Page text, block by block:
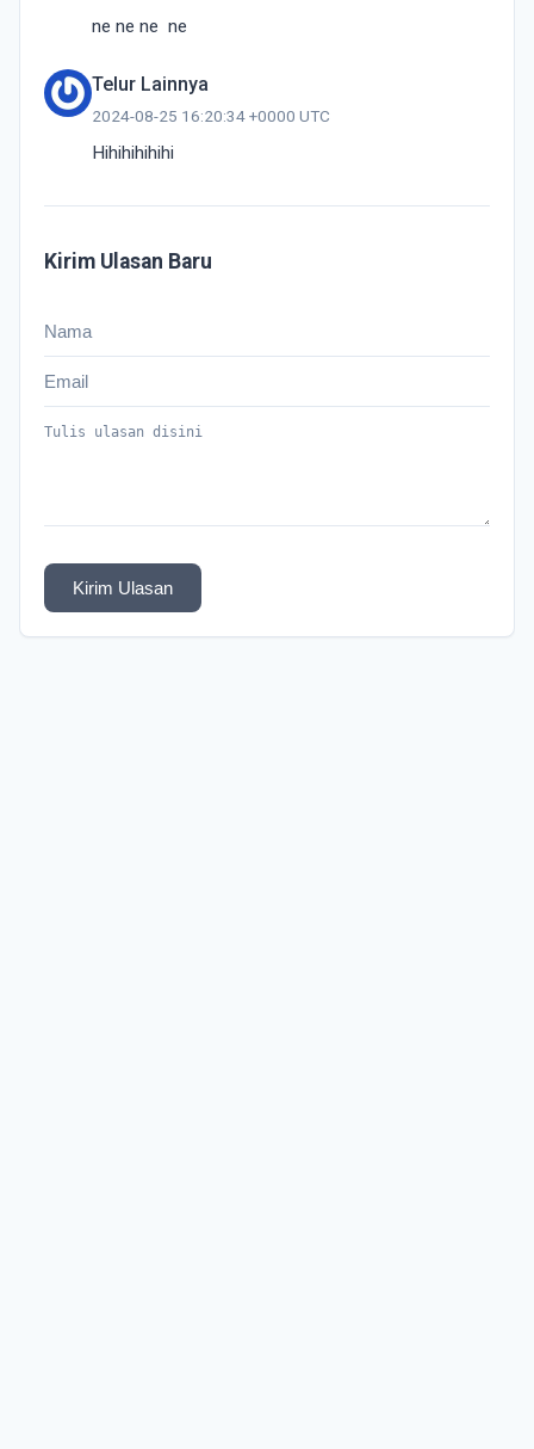
ne ne ne  ne
Telur Lainnya
2024-08-25 16:20:34 +0000 UTC
Hihihihihihi
Kirim Ulasan Baru
Kirim Ulasan